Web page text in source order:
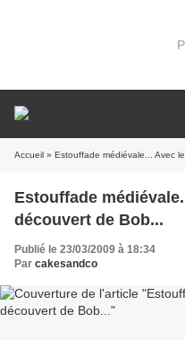
Accueil » Estouffade médiévale... Avec
Estouffade
découvert de Bob...
Publié le 23/03/2009 à 18:34
Par cakesandco